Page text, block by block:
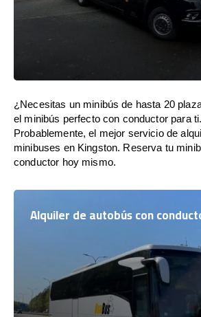
¿Necesitas un minibús de hasta 20
el minibús perfecto con conductor para ti.
Probablemente, el mejor servicio de
minibuses en Kingston. Reserva tu
conductor hoy mismo.
Alquiler de autobús con